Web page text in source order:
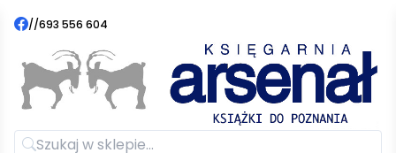
//693 556 604